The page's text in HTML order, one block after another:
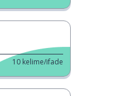
10 kelime/ifade